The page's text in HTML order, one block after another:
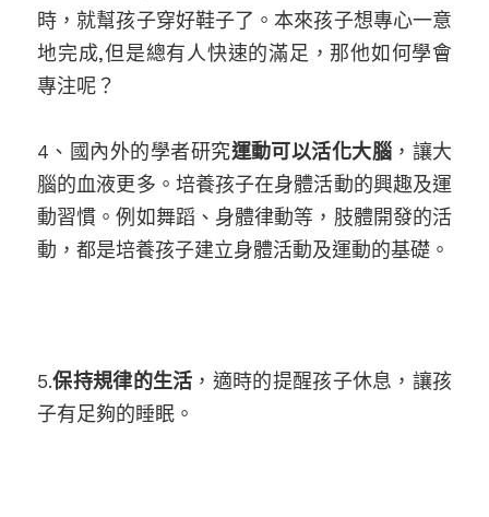
時，就幫孩子穿好鞋子了。本來孩子想專心一意
地完成,但是總有人快速的滿足，那他如何學會
專注呢？
4、國內外的學者研究運動可以活化大腦 ，讓大
腦的血液更多。培養孩子在身體活動的興趣及運
動習慣。例如舞蹈、身體律動等，肢體開發的活
動，都是培養孩子建立身體活動及運動的基礎。
5.保持規律的生活 ，適時的提醒孩子休息，讓孩
子有足夠的睡眠。